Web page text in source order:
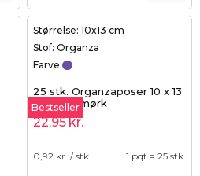
Størrelse: 10x13 cm
Stof: Organza
Farve:
Bestseller
25 stk. Organzaposer 10 x 13
cm - lilla mørk
22,95kr.
0,92 kr. / stk. 1 pqt = 25 stk.